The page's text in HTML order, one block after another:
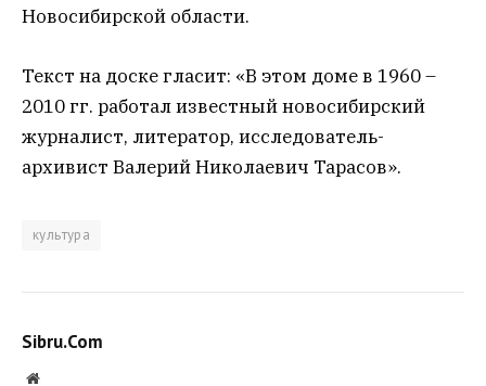
Новосибирской области.
Текст на доске гласит: «В этом доме в 1960 –
2010 гг. работал известный новосибирский
журналист, литератор, исследователь-
архивист Валерий Николаевич Тарасов».
культура
Sibru.Com
Website